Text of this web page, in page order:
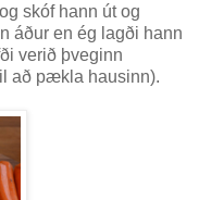
skóf hann út og
áður en ég lagði hann
verið þveginn
að pækla hausinn).